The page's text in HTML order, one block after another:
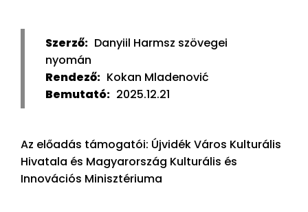
Szerző: Danyiil Harmsz szövegei
nyomán
Rendező: Kokan Mladenović
Bemutató: 2025.12.21
Az előadás támogatói: Újvidék Város Kulturális
Hivatala és Magyarország Kulturális és
Innovációs Minisztériuma